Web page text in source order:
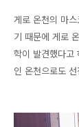
게로 온천의 마
기 때문에 게로
학이 발견했다고
인 온천으로도